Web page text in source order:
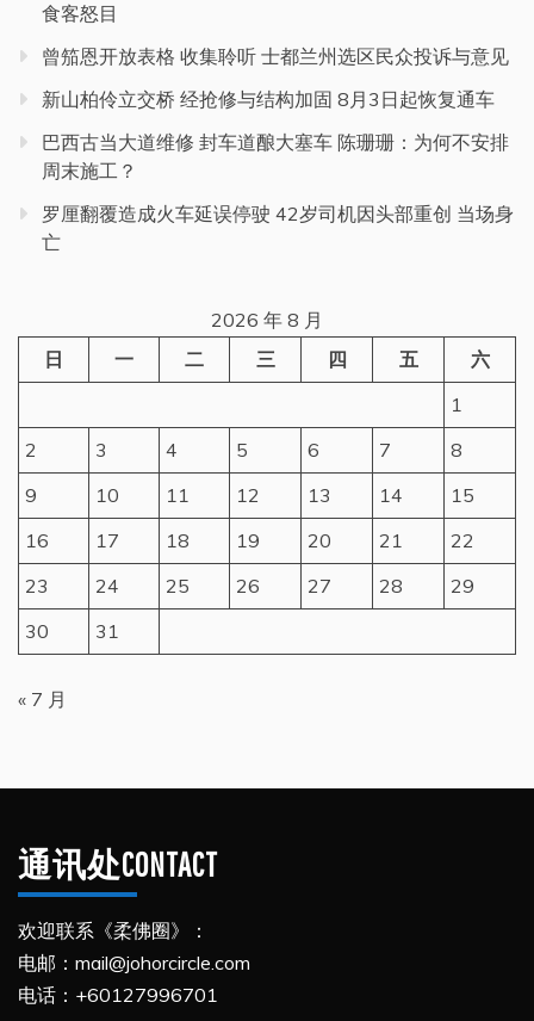
食客怒目
曾笳恩开放表格 收集聆听 士都兰州选区民众投诉与意见
新山柏伶立交桥 经抢修与结构加固 8月3日起恢复通车
巴西古当大道维修 封车道酿大塞车 陈珊珊：为何不安排
周末施工？
罗厘翻覆造成火车延误停驶 42岁司机因头部重创 当场身
亡
2026 年 8 月
日
一 二 三 四 五
六
1
2
3 4 5 6 7
8
9
10 11 12 13 14
15
16
17 18 19 20 21
22
23
24 25 26 27 28
29
30
31
« 7 月
通讯处CONTACT
欢迎联系《柔佛圈》：
电邮：mail@johorcircle.com
电话：+60127996701